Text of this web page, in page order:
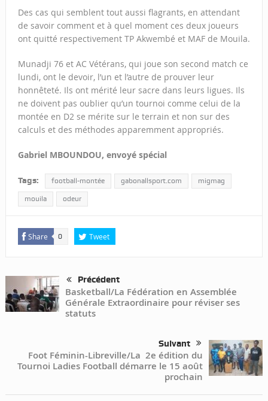
Des cas qui semblent tout aussi flagrants, en attendant
de savoir comment et à quel moment ces deux joueurs
ont quitté respectivement TP Akwembé et MAF de Mouila.
Munadji 76 et AC Vétérans, qui joue son second match ce
lundi, ont le devoir, l’un et l’autre de prouver leur
honnêteté. Ils ont mérité leur sacre dans leurs ligues. Ils
ne doivent pas oublier qu’un tournoi comme celui de la
montée en D2 se mérite sur le terrain et non sur des
calculs et des méthodes apparemment appropriés.
Gabriel MBOUNDOU, envoyé spécial
Tags: football-montée gabonallsport.com migmag
mouila odeur
Share 0 Tweet
Précédent
Basketball/La Fédération en Assemblée
Générale Extraordinaire pour réviser ses
statuts
Suivant
Foot Féminin-Libreville/La 2e édition du
Tournoi Ladies Football démarre le 15 août
prochain